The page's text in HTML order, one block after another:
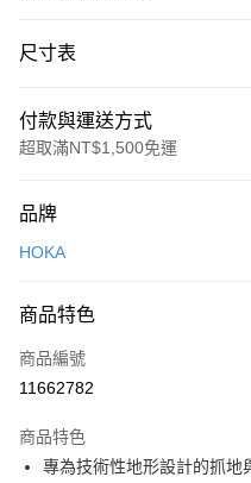
尺寸表
付款與運送方式
超取滿NT$1,500免運
信用卡一次付款
Apple Pay
悠遊付
7-11取貨(快速到店)
品牌
HOKA
商品特色
商品編號
11662782
商品特色
專為技術性地形設計的抓地